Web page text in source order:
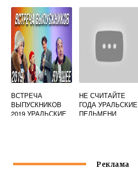
ВСТРЕЧА
ВЫПУСКНИКОВ
2019 УРАЛЬСКИЕ
НЕ СЧИТАЙТЕ
ГОДА УРАЛЬСКИЕ
ПЕЛЬМЕНИ
Реклама